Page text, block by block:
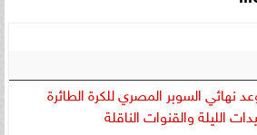
نهائي السوبر المصري للكرة الطائرة
الليلة والقنوات الناقلة